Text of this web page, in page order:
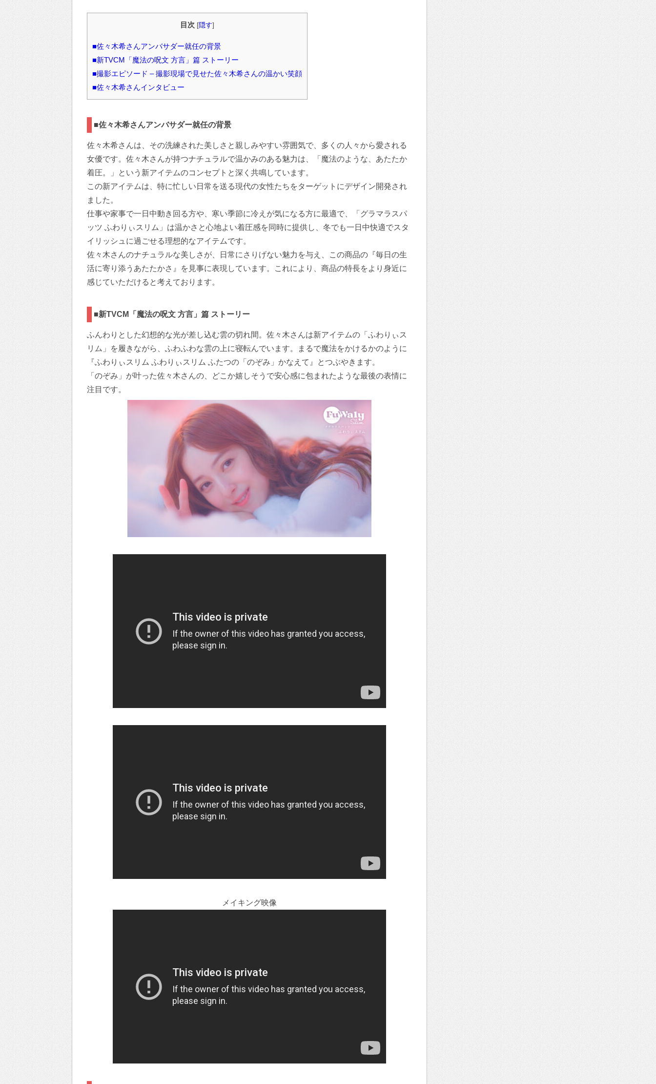
目次 [隠す]
■佐々木希さんアンバサダー就任の背景
■新TVCM「魔法の呪文 方言」篇 ストーリー
■撮影エピソード – 撮影現場で見せた佐々木希さんの温かい笑顔
■佐々木希さんインタビュー
■佐々木希さんアンバサダー就任の背景
佐々木希さんは、その洗練された美しさと親しみやすい雰囲気で、多くの人々から愛される
女優です。佐々木さんが持つナチュラルで温かみのある魅力は、「魔法のような、あたたか
着圧。」という新アイテムのコンセプトと深く共鳴しています。
この新アイテムは、特に忙しい日常を送る現代の女性たちをターゲットにデザイン開発され
ました。
仕事や家事で一日中動き回る方や、寒い季節に冷えが気になる方に最適で、「グラマラスパ
ッツ ふわりぃスリム」は温かさと心地よい着圧感を同時に提供し、冬でも一日中快適でスタ
イリッシュに過ごせる理想的なアイテムです。
佐々木さんのナチュラルな美しさが、日常にさりげない魅力を与え、この商品の『毎日の生
活に寄り添うあたたかさ』を見事に表現しています。これにより、商品の特長をより身近に
感じていただけると考えております。
■新TVCM「魔法の呪文 方言」篇 ストーリー
ふんわりとした幻想的な光が差し込む雲の切れ間。佐々木さんは新アイテムの「ふわりぃス
リム」を履きながら、ふわふわな雲の上に寝転んでいます。まるで魔法をかけるかのように
『ふわりぃスリム ふわりぃスリム ふたつの「のぞみ」かなえて』とつぶやきます。
「のぞみ」が叶った佐々木さんの、どこか嬉しそうで安心感に包まれたような最後の表情に
注目です。
メイキング映像